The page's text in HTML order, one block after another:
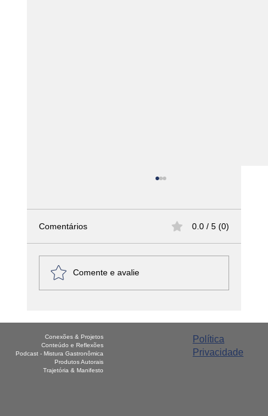
América Latina - Haiti – Griot
Comentários 0.0 / 5 (0)
Comente e avalie
Política
Privacidade
Conexões & Projetos
Conteúdo e Reflexões
Podcast - Mistura Gastronômica
Produtos Autorais
Trajetória & Manifesto